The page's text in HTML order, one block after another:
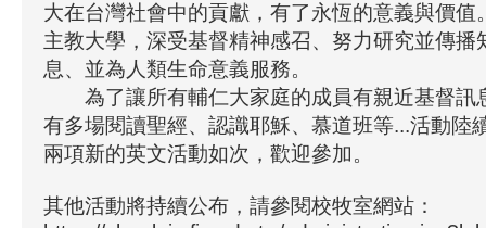
大在台灣社會中的貢獻，有了永恆的意義與價值
主教大學，深受基督精神感召、努力研究並傳播
息、並為人類生命意義服務。
為了讓所有輔仁大家庭的成員有親近基督訊
有多場閱讀聖經、認識耶穌、慕道班等...活動陸
兩項新的英文活動如次，歡迎參加。
其他活動將持續公布，請參閱校牧室網站：